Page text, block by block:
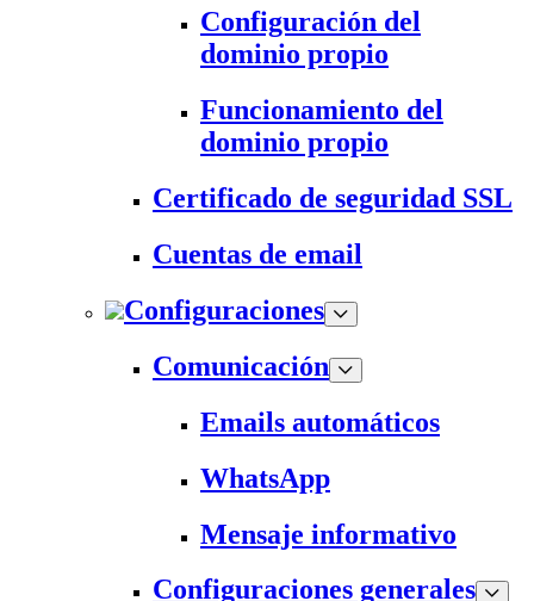
Configuración del
dominio propio
Funcionamiento del
dominio propio
Certificado de seguridad SSL
Cuentas de email
Configuraciones
Comunicación
Emails automáticos
WhatsApp
Mensaje informativo
Configuraciones generales